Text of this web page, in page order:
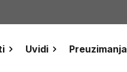
Uvidi Preuzimanja